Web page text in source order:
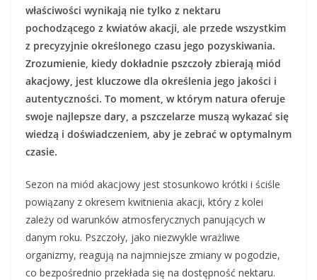
właściwości wynikają nie tylko z nektaru
pochodzącego z kwiatów akacji, ale przede wszystkim
z precyzyjnie określonego czasu jego pozyskiwania.
Zrozumienie, kiedy dokładnie pszczoły zbierają miód
akacjowy, jest kluczowe dla określenia jego jakości i
autentyczności. To moment, w którym natura oferuje
swoje najlepsze dary, a pszczelarze muszą wykazać się
wiedzą i doświadczeniem, aby je zebrać w optymalnym
czasie.
Sezon na miód akacjowy jest stosunkowo krótki i ściśle
powiązany z okresem kwitnienia akacji, który z kolei
zależy od warunków atmosferycznych panujących w
danym roku. Pszczoły, jako niezwykle wrażliwe
organizmy, reagują na najmniejsze zmiany w pogodzie,
co bezpośrednio przekłada się na dostępność nektaru.